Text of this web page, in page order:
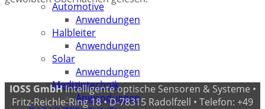
Automotive
Anwendungen
Halbleiter
Anwendungen
Solar
Anwendungen
Medizintechnik
Anwendungen
IOSS GmbHIntelligente optische Sensoren & Systeme •
Fritz-Reichle-Ring 18 • D-78315 Radolfzell • Telefon: +49